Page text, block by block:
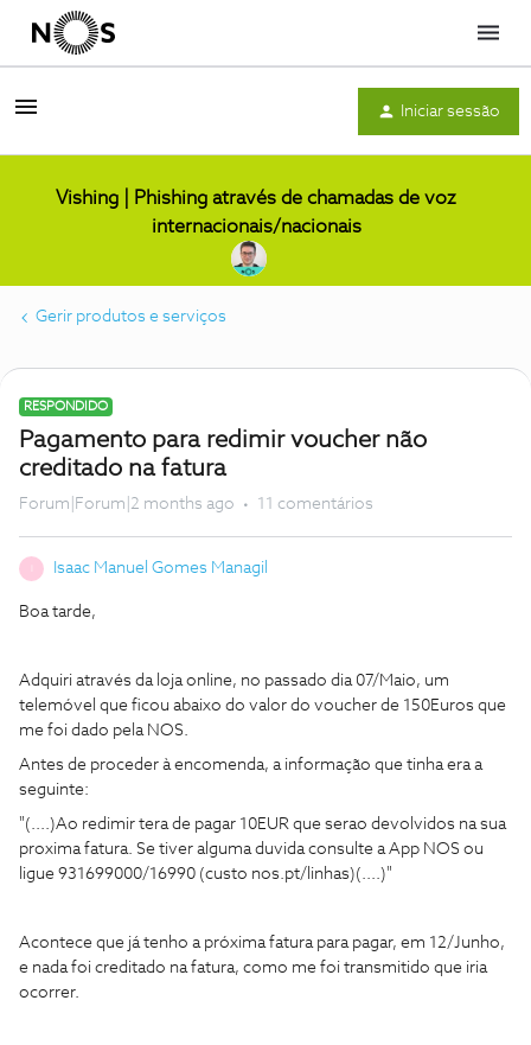
Menu
Iniciar sessão
Vishing | Phishing através de chamadas de voz
internacionais/nacionais
Gerir produtos e serviços
RESPONDIDO
Pagamento para redimir voucher não
creditado na fatura
Forum|Forum|2 months ago 11 comentários
Isaac Manuel Gomes Managil
Boa tarde,
Adquiri através da loja online, no passado dia 07/Maio, um
telemóvel que ficou abaixo do valor do voucher de 150Euros que
me foi dado pela NOS.
Antes de proceder à encomenda, a informação que tinha era a
seguinte:
"(....)Ao redimir tera de pagar 10EUR que serao devolvidos na sua
proxima fatura. Se tiver alguma duvida consulte a App NOS ou
ligue 931699000/16990 (custo nos.pt/linhas)(....)"
Acontece que já tenho a próxima fatura para pagar, em 12/Junho,
e nada foi creditado na fatura, como me foi transmitido que iria
ocorrer.